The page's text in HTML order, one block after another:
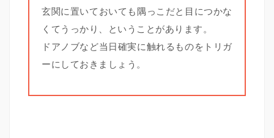
玄関に置いておいても隅っこだと目につかな
くてうっかり、ということがあります。
ドアノブなど当日確実に触れるものをトリガ
ーにしておきましょう。